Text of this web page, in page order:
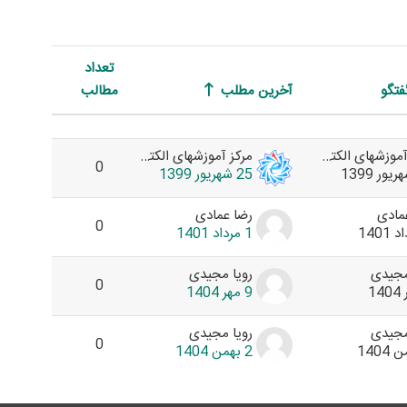
آخرین مطلب
تعداد
مطالب
اقدامات
مرکز آموزشهای الکترونیکی دانشگاه شهید رجایی
مرکز آموزشهای الکترونیکی دانشگاه شهید رجایی
25 شهریور 1399
0
رضا عمادی
1 مرداد 1401
0
رويا مجيدي
9 مهر 1404
0
رويا مجيدي
2 بهمن 1404
0